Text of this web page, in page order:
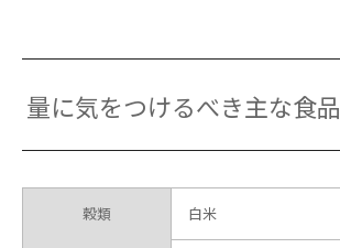
量に気をつけるべき主な食品
穀類 白米